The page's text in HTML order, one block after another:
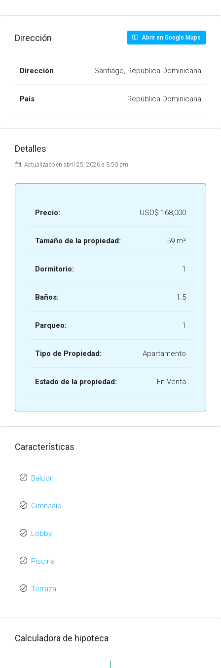
Dirección Abrir en Google Maps
Dirección Santiago, República Dominicana
País República Dominicana
Detalles
Actualizado en abril 25, 2026 a 3:50 pm
Precio: USD$ 168,000
Tamaño de la propiedad: 59 m²
Dormitorio: 1
Baños: 1.5
Parqueo: 1
Tipo de Propiedad: Apartamento
Estado de la propiedad: En Venta
Características
Balcón
Gimnasio
Lobby
Piscina
Terraza
Calculadora de hipoteca